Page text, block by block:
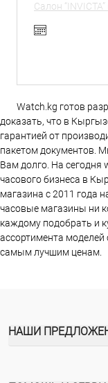
Салон
Watch.kg готов
доказать, что в
гарантией от
пакетом документов.
Вам долго. На сегодня
часового бизнеса в
магазина c 2011 года
часовые магазины ни
каждому подобрать и
ассортимента
самым лучшим ценам.
НАШИ